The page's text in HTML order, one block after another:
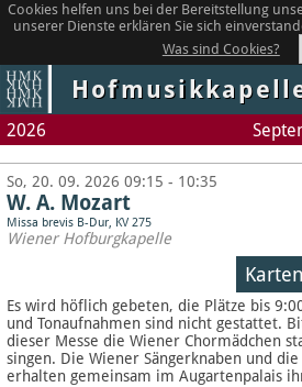
Cookies helfen uns bei der Bereitstellung
unserer Dienste erklären Sie sich
Was sind Cookies?
2026
So, 20. 09. 2026 09:15 - 10:35
W. A. Mozart
Missa brevis B-Dur, KV 275
Wiener Hofburgkapelle
Es wird höflich gebeten, die Plätze bis
und Tonaufnahmen sind nicht gestattet.
dieser Messe die Wiener Chormädchen
singen. Die Wiener Sängerknaben und
erhalten gemeinsam im Augartenpalais